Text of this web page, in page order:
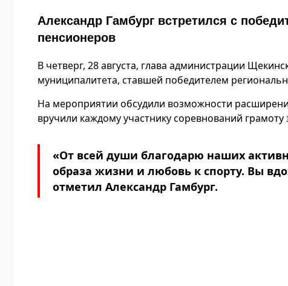
Александр Гамбург встретился с
пенсионеров
В четверг, 28 августа, глава администрации
муниципалитета, ставшей победителем
На мероприятии обсудили возможности
вручили каждому участнику соревнований грамоту
«От всей души благодарю наших
образа жизни и любовь к спорту. Вы
отметил Александр Гамбург.